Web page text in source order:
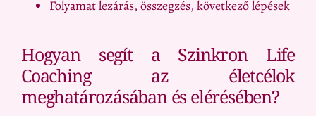
Folyamat lezárás, összegzés, következő lépések
Hogyan segít a Szinkron Life
Coaching az életcélok
meghatározásában és elérésében?